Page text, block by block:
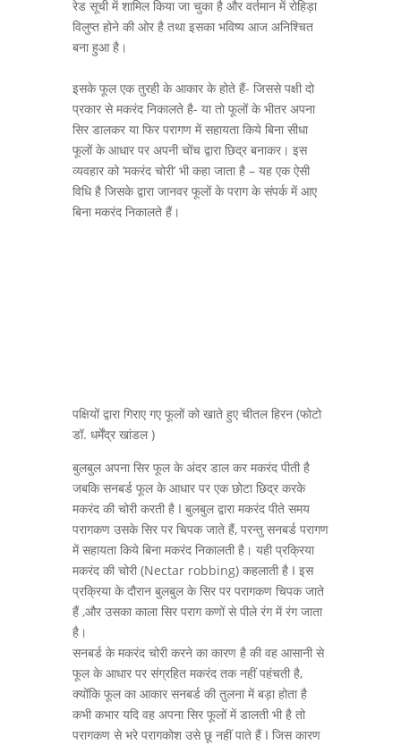
रेड सूची में शामिल किया जा चुका है और वर्तमान में रोहिड़ा
विलुप्त होने की ओर है तथा इसका भविष्य आज अनिश्चित
बना हुआ है।
इसके फूल एक तुरही के आकार के होते हैं- जिससे पक्षी दो
प्रकार से मकरंद निकालते है- या तो फूलों के भीतर अपना
सिर डालकर या फिर परागण में सहायता किये बिना सीधा
फूलों के आधार पर अपनी चोंच द्वारा छिद्र बनाकर। इस
व्यवहार को ‘मकरंद चोरी’ भी कहा जाता है – यह एक ऐसी
विधि है जिसके द्वारा जानवर फूलों के पराग के संपर्क में आए
बिना मकरंद निकालते हैं।
पक्षियों द्वारा गिराए गए फूलों को खाते हुए चीतल हिरन (फोटो
डॉ. धर्मेंद्र खांडल )
बुलबुल अपना सिर फूल के अंदर डाल कर मकरंद पीती है
जबकि सनबर्ड फूल के आधार पर एक छोटा छिद्र करके
मकरंद की चोरी करती है I बुलबुल द्वारा मकरंद पीते समय
परागकण उसके सिर पर चिपक जाते हैं, परन्तु सनबर्ड परागण
में सहायता किये बिना मकरंद निकालती है। यही प्रक्रिया
मकरंद की चोरी (Nectar robbing) कहलाती है I इस
प्रक्रिया के दौरान बुलबुल के सिर पर परागकण चिपक जाते
हैं ,और उसका काला सिर पराग कणों से पीले रंग में रंग जाता
है।
सनबर्ड के मकरंद चोरी करने का कारण है की वह आसानी से
फूल के आधार पर संग्रहित मकरंद तक नहीं पहंचती है,
क्योंकि फूल का आकार सनबर्ड की तुलना में बड़ा होता है
कभी कभार यदि वह अपना सिर फूलों में डालती भी है तो
परागकण से भरे परागकोश उसे छू नहीं पाते हैं I जिस कारण